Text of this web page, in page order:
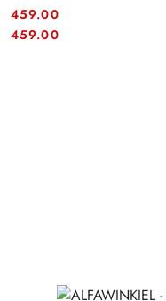
Cena:
459.00
Cena:
459.00